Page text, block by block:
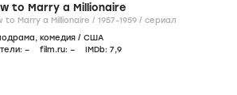
to Marry a Millionaire
How to Marry a Millionaire / 1957-1959 / сериал
, комедия / США
– film.ru: – IMDb: 7,9